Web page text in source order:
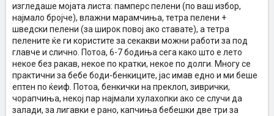
изгледаше мојата листа: памперс пелени (по ваш избор,
најмало бројче), влажни марамчиња, тетра пелени +
шведски пелени (за широк повој ако ставате), а тетра
пелените ќе ги користите за секакви можни работи за под
главче и слично. Потоа, 6-7 бодиња сега како што е лето
некое без ракав, некое по кратки, некое по долги. Многу се
практични за бебе боди-бенкиците, јас имав едно и ми беше
ептен по ќеиф. Потоа, бенкички на преклоп, зиврички,
чорапчиња, некој пар најмали хулахопки ако се случи да
залади, за лигавки е рано, капчиња бебешки две три за